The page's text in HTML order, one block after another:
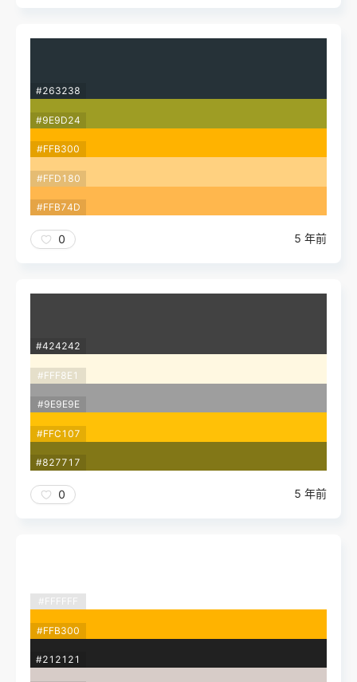
#263238
#9E9D24
#FFB300
#FFD180
#FFB74D
0 5 年前
#424242
#FFF8E1
#9E9E9E
#FFC107
#827717
0 5 年前
#FFFFFF
#FFB300
#212121